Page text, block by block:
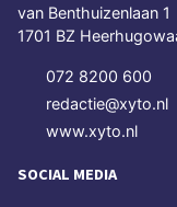
van Benthuizenlaan 1
1701 BZ
072 8200 600
redactie@xyto.nl
www.xyto.nl
SOCIAL MEDIA